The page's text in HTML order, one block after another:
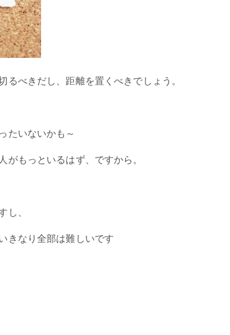
るべきだし、距離を置くべきでしょう。
たいないかも～
がもっといるはず、ですから。
し、
きなり全部は難しいです